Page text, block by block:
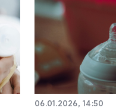
06.01.2026, 14:50